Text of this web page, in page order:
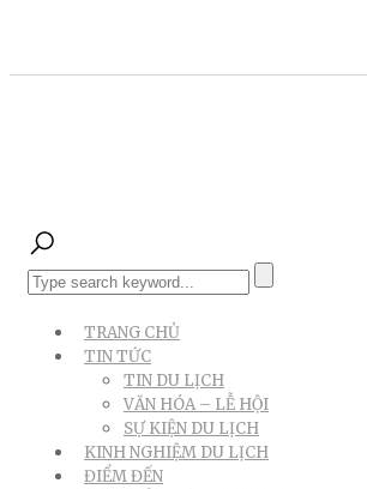
TRANG CHỦ
TIN TỨC
TIN DU LỊCH
VĂN HÓA – LỄ HỘI
SỰ KIỆN DU LỊCH
KINH NGHIỆM DU LỊCH
ĐIỂM ĐẾN